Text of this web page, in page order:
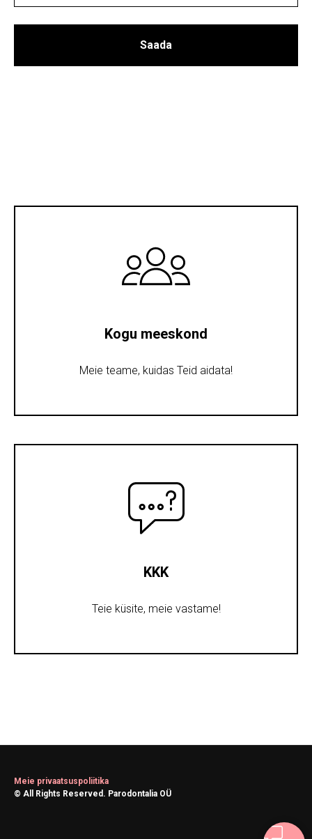
Saada
Kogu meeskond
Meie teame, kuidas Teid aidata!
KKK
Teie küsite, meie vastame!
Meie privaatsuspoliitika
© All Rights Reserved. Parodontalia OÜ